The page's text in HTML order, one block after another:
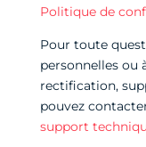
Politique de
Pour toute
personnelles ou
rectification,
pouvez
support